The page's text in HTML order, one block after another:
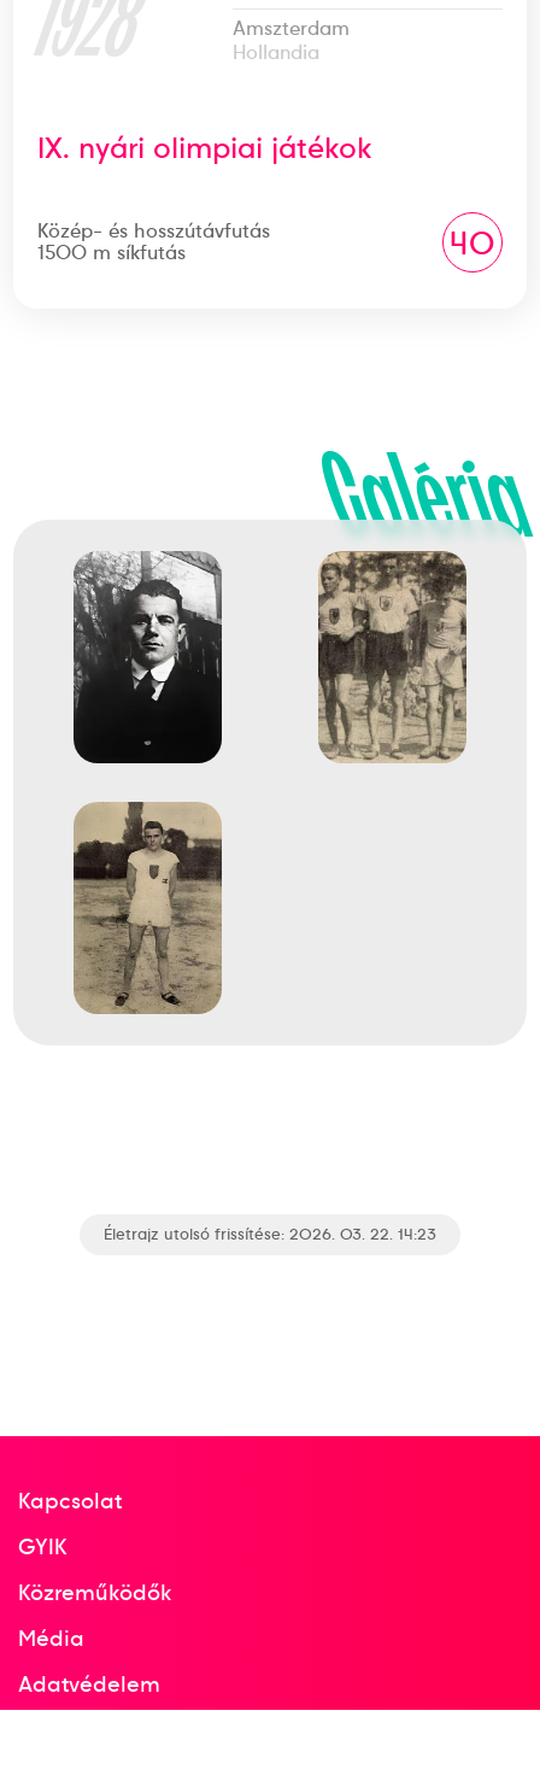
Amszterdam
Hollandia
IX. nyári olimpiai játékok
Közép- és hosszútávfutás
1500 m síkfutás
40
Galéria
Életrajz utolsó frissítése: 2026. 03. 22. 14:23
Kapcsolat
GYIK
Közreműködők
Média
Adatvédelem